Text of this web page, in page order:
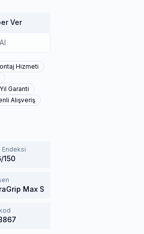
Ver
Hizmeti
Garanti
Alışveriş
Endeksi
150
Max S